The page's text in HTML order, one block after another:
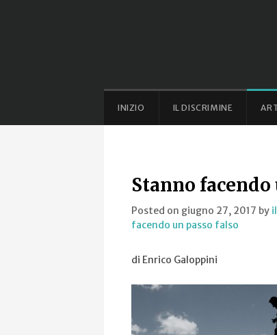
INIZIO IL DISCRIMINE
Stanno facendo
Posted on giugno 27, 2017 by
facendo un passo falso
di Enrico Galoppini